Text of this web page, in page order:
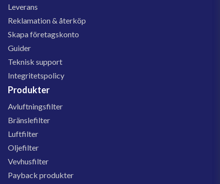
Leverans
Reklamation & återköp
Skapa företagskonto
Guider
Teknisk support
Integritetspolicy
Produkter
Avluftningsfilter
Bränslefilter
Luftfilter
Oljefilter
Vevhusfilter
Payback produkter